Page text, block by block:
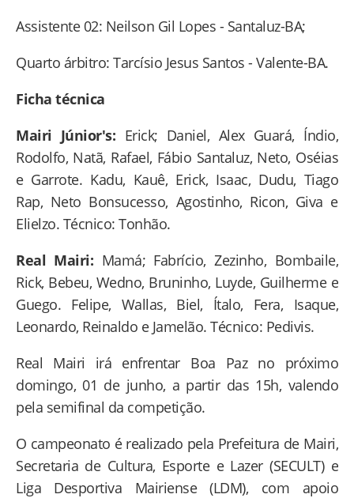
Assistente 02: Neilson Gil Lopes - Santaluz-BA;
Quarto árbitro: Tarcísio Jesus Santos - Valente-BA.
Ficha técnica
Mairi Júnior's: Erick; Daniel, Alex Guará, Índio,
Rodolfo, Natã, Rafael, Fábio Santaluz, Neto, Oséias
e Garrote. Kadu, Kauê, Erick, Isaac, Dudu, Tiago
Rap, Neto Bonsucesso, Agostinho, Ricon, Giva e
Elielzo. Técnico: Tonhão.
Real Mairi: Mamá; Fabrício, Zezinho, Bombaile,
Rick, Bebeu, Wedno, Bruninho, Luyde, Guilherme e
Guego. Felipe, Wallas, Biel, Ítalo, Fera, Isaque,
Leonardo, Reinaldo e Jamelão. Técnico: Pedivis.
Real Mairi irá enfrentar Boa Paz no próximo
domingo, 01 de junho, a partir das 15h, valendo
pela semifinal da competição.
O campeonato é realizado pela Prefeitura de Mairi,
Secretaria de Cultura, Esporte e Lazer (SECULT) e
Liga Desportiva Mairiense (LDM), com apoio